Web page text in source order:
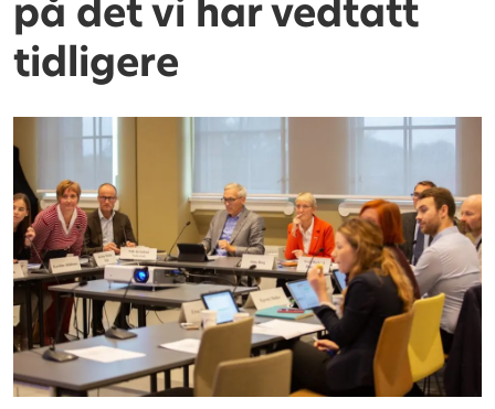
på det vi har vedtatt
tidligere